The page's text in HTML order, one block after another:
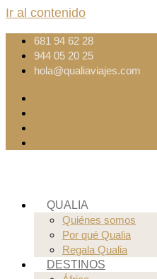
Ir al contenido
681 94 62 28
944 05 20 25
hola@qualiaviajes.com
QUALIA
Quiénes somos
Por qué Qualia
Regala Qualia
DESTINOS